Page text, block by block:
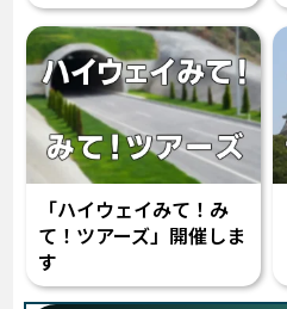
「ハイウェイみて！み
て！ツアーズ」開催しま
す